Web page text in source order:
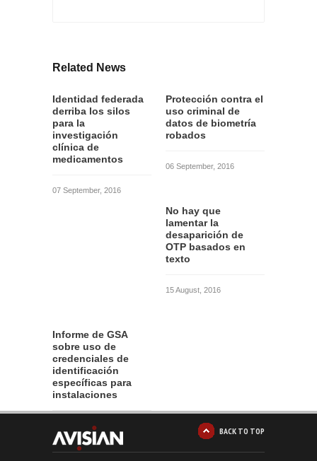
Related News
Identidad federada
derriba los silos
para la
investigación
clínica de
medicamentos
07 September, 2016
Protección contra el
uso criminal de
datos de biometría
robados
06 September, 2016
No hay que
lamentar la
desaparición de
OTP basados en
texto
15 August, 2016
Informe de GSA
sobre uso de
credenciales de
identificación
específicas para
instalaciones
12 August, 2016 BACK TO TOP